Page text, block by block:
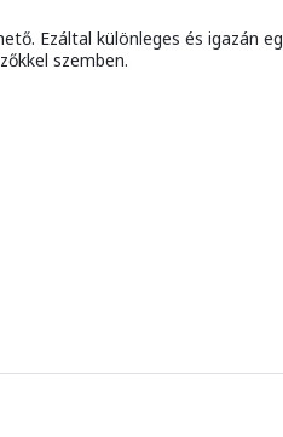
Ezáltal különleges és igazán
szemben.